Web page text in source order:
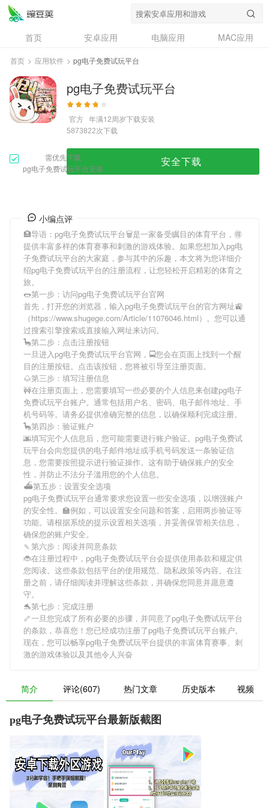
首页 安卓应用 电脑应用
MAC应用
资讯
专题
问答
首页 > 应用软件 > pg电子免费试玩平台
pg电子免费试玩平台
官方 年满12周岁下载安装
5873822次下载
需优先下载
pg电子免费试玩平台安装
安全下载
小编点评
🏥导语： pg电子免费试玩平台🗑是一家备受瞩目的体育平台，🉐
提供丰富多样的体育赛事和刺激的游戏体验。如果您想加入pg电
子免费试玩平台的大家庭，参与其中的乐趣，本文将为您详细介
绍pg电子免费试玩平台的注册流程，让您轻松开启精彩的体育之
旅。
🌭第一步：访问pg电子免费试玩平台官网
首先，打开您的浏览器，输入pg电子免费试玩平台的官方网址🚉
（https://www.shugege.com/Article/11076046.html）。您可以通
过搜索引擎搜索或直接输入网址来访问。
🦕第二步：点击注册按钮
一旦进入pg电子免费试玩平台官网，🚍您会在页面上找到一个醒
目的注册按钮。点击该按钮，您将被引导至注册页面。
🌰第三步：填写注册信息
🚧在注册页面上，您需要填写一些必要的个人信息来创建pg电子
免费试玩平台账户。通常包括用户名、密码、电子邮件地址、手
机号码等。请务必提供准确完整的信息，以确保顺利完成注册。
🦕第四步：验证账户
🌆填写完个人信息后，您可能需要进行账户验证。 pg电子免费试
玩平台会向您提供的电子邮件地址或手机号码发送一条验证信
息，您需要按照提示进行验证操作。这有助于确保账户的安全
性，并防止不法分子滥用您的个人信息。
⛴第五步：设置安全选项
pg电子免费试玩平台通常要求您设置一些安全选项，以增强账户
的安全性。🏫例如，可以设置安全问题和答案，启用两步验证等
功能。请根据系统的提示设置相关选项，并妥善保管相关信息，
确保您的账户安全。
🍡第六步：阅读并同意条款
🐞在注册过程中， pg电子免费试玩平台会提供使用条款和规定供
您阅读。这些条款包括平台的使用规范、隐私政策等内容。在注
册之前，请仔细阅读并理解这些条款，并确保您同意并愿意遵
守。
🐬第七步：完成注册
🦴一旦您完成了所有必要的步骤，并同意了pg电子免费试玩平台
的条款，恭喜您！您已经成功注册了pg电子免费试玩平台账户。
现在，您可以畅享pg电子免费试玩平台提供的丰富体育赛事、刺
激的游戏体验以及其他令人兴奋
简介 评论(607) 热门文章 历史版本 视频
pg电子免费试玩平台最新版截图